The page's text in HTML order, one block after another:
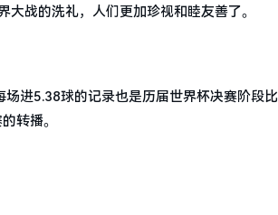
战的洗礼，人们更加珍视和睦友善了。
进5.38球的记录也是历届世界杯决赛阶段比
转播。